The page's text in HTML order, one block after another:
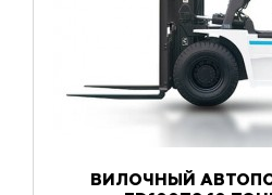
ВИЛОЧНЫЙ